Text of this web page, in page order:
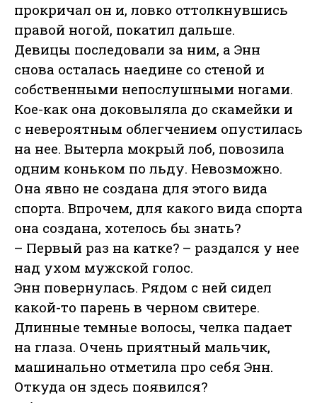
прокричал он и, ловко оттолкнувшись
правой ногой, покатил дальше.
Девицы последовали за ним, а Энн
снова осталась наедине со стеной и
собственными непослушными ногами.
Кое-как она доковыляла до скамейки и
с невероятным облегчением опустилась
на нее. Вытерла мокрый лоб, повозила
одним коньком по льду. Невозможно.
Она явно не создана для этого вида
спорта. Впрочем, для какого вида спорта
она создана, хотелось бы знать?
– Первый раз на катке? – раздался у нее
над ухом мужской голос.
Энн повернулась. Рядом с ней сидел
какой-то парень в черном свитере.
Длинные темные волосы, челка падает
на глаза. Очень приятный мальчик,
машинально отметила про себя Энн.
Откуда он здесь появился?